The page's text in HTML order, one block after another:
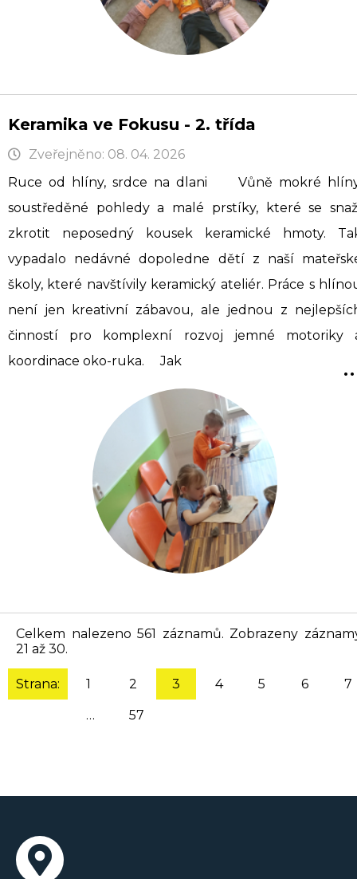
Keramika ve Fokusu - 2. třída
Zveřejněno: 08. 04. 2026
Ruce od hlíny, srdce na dlani Vůně mokré
soustředěné pohledy a malé prstíky, které se
zkrotit neposedný kousek keramické hmoty.
vypadalo nedávné dopoledne dětí z naší
školy, které navštívily keramický ateliér. Práce s
není jen kreativní zábavou, ale jednou z
činností pro komplexní rozvoj jemné motoriky
koordinace oko-ruka. Jak
Celkem nalezeno 561 záznamů. Zobrazeny
21 až 30.
Strana: 1 2 3 4 5 6 7
… 57